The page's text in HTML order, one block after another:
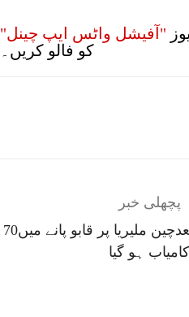
"آفیشل واٹس ایپ چینل"
کو فالو کریں۔
پچھلی خبر
70سالہ جدوجہدکے بعدچین ملیریا پر قابو پانے میں
کامیاب ہو گیا